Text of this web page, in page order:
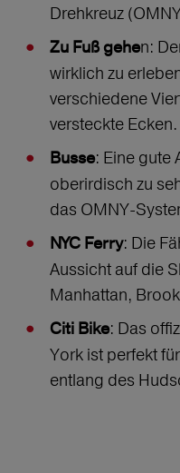
Drehkreuz
Zu Fuß gehen:
wirklich zu
verschiedene
versteckte Ecken.
Busse: Eine gute
oberirdisch zu
das OMNY-
NYC Ferry: Die
Aussicht auf die
Manhattan,
Citi Bike: Das
York ist perfekt
entlang des